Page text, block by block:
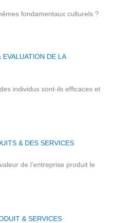
fondamentaux culturels ?
DE LA
individus sont-ils efficaces et
& DES SERVICES
de l’entreprise produit le
& SERVICES